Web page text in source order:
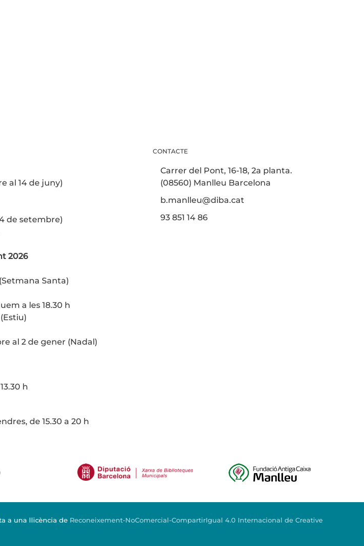
al 14 de juny)
de setembre)
2026
Santa)
a les 18.30 h
al 2 de gener (Nadal)
h
de 15.30 a 20 h
CONTACTE
Carrer del Pont, 16-18, 2a planta.
(08560) Manlleu Barcelona
b.manlleu@diba.cat
93 851 14 86
a una llicència de Reconeixement-NoComercial-CompartirIgual 4.0 Internacional de Creative